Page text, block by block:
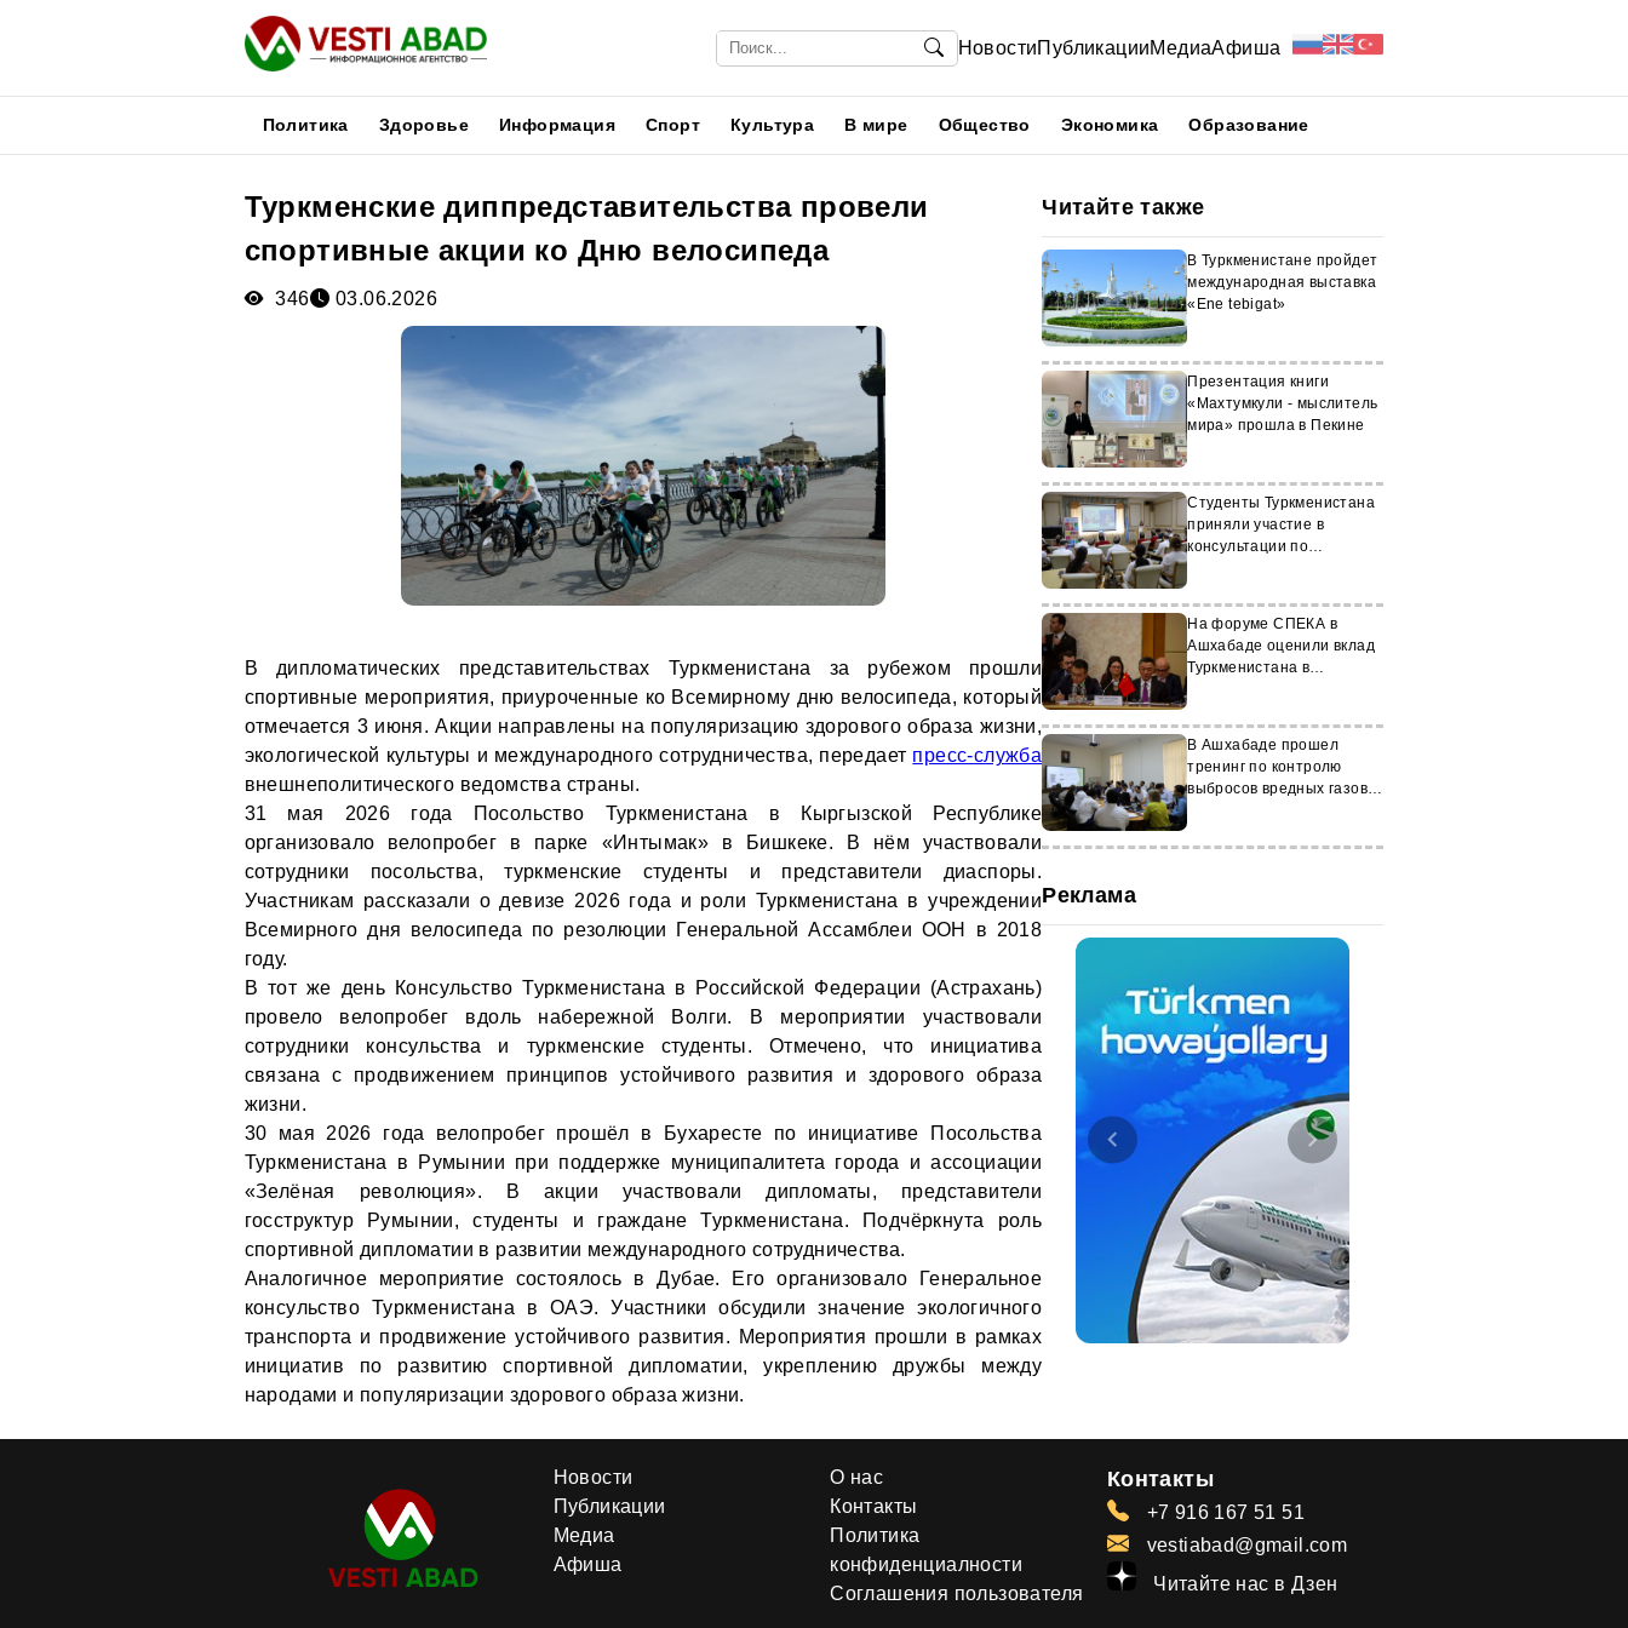
НовостиПубликацииМедиаАфиша
Политика Здоровье Информация Спорт Культура В мире Общество Экономика Образование
Туркменские диппредставительства провели
спортивные акции ко Дню велосипеда
346 03.06.2026
В дипломатических представительствах Туркменистана за рубежом прошли
спортивные мероприятия, приуроченные ко Всемирному дню велосипеда, который
отмечается 3 июня. Акции направлены на популяризацию здорового образа жизни,
экологической культуры и международного сотрудничества, передает пресс-служба
внешнеполитического ведомства страны.
31 мая 2026 года Посольство Туркменистана в Кыргызской Республике
организовало велопробег в парке «Интымак» в Бишкеке. В нём участвовали
сотрудники посольства, туркменские студенты и представители диаспоры.
Участникам рассказали о девизе 2026 года и роли Туркменистана в учреждении
Всемирного дня велосипеда по резолюции Генеральной Ассамблеи ООН в 2018
году.
В тот же день Консульство Туркменистана в Российской Федерации (Астрахань)
провело велопробег вдоль набережной Волги. В мероприятии участвовали
сотрудники консульства и туркменские студенты. Отмечено, что инициатива
связана с продвижением принципов устойчивого развития и здорового образа
жизни.
30 мая 2026 года велопробег прошёл в Бухаресте по инициативе Посольства
Туркменистана в Румынии при поддержке муниципалитета города и ассоциации
«Зелёная революция». В акции участвовали дипломаты, представители
госструктур Румынии, студенты и граждане Туркменистана. Подчёркнута роль
спортивной дипломатии в развитии международного сотрудничества.
Аналогичное мероприятие состоялось в Дубае. Его организовало Генеральное
консульство Туркменистана в ОАЭ. Участники обсудили значение экологичного
транспорта и продвижение устойчивого развития. Мероприятия прошли в рамках
инициатив по развитию спортивной дипломатии, укреплению дружбы между
народами и популяризации здорового образа жизни.
Читайте также
В Туркменистане пройдет
международная выставка
«Ene tebigat»
Презентация книги
«Махтумкули - мыслитель
мира» прошла в Пекине
Студенты Туркменистана
приняли участие в
консультации по
На форуме СПЕКА в
Ашхабаде оценили вклад
Туркменистана в
В Ашхабаде прошел
тренинг по контролю
выбросов вредных газов
Реклама
Новости
Публикации
Медиа
Афиша
О нас
Контакты
Политика
конфиденциалности
Соглашения пользователя
Контакты
+7 916 167 51 51
vestiabad@gmail.com
Читайте нас в Дзен